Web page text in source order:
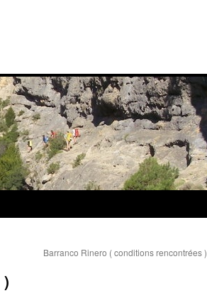
Barranco Rinero ( conditions rencontrées )